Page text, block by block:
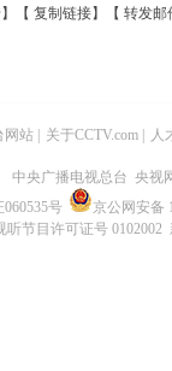
】【 复制链接】【 转发邮
网站 关于CCTV.com 人
中央广播电视总台 央视
号
京公网安备
听节目许可证号 0102002